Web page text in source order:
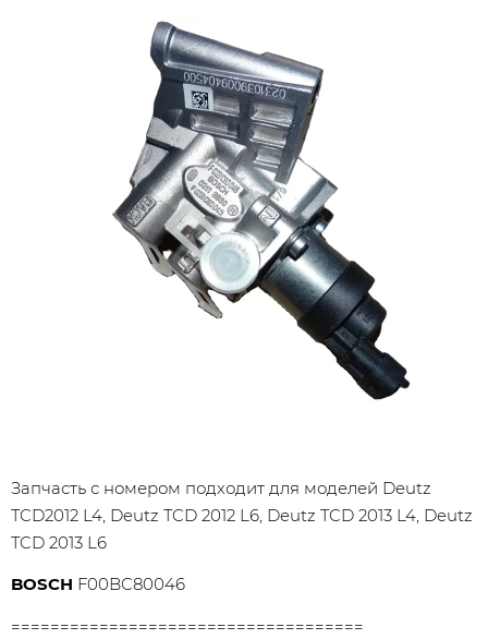
Запчасть с номером подходит для моделей Deutz
TCD2012 L4, Deutz TCD 2012 L6, Deutz TCD 2013 L4, Deutz
TCD 2013 L6
BOSCH F00BC80046
====================================